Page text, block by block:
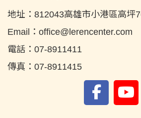
地址： 812043高雄市小港區高坪
Email： office@lerencenter.com
電話： 07-8911411
傳真： 07-8911415